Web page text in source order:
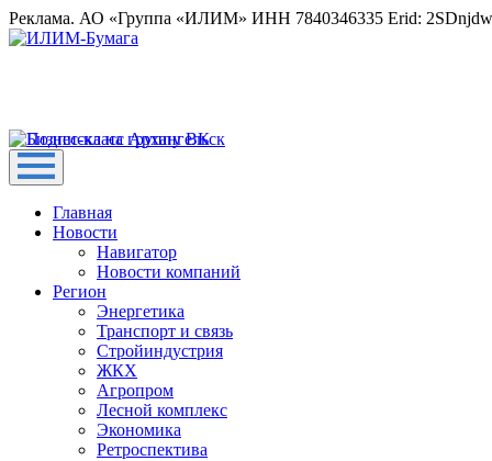
Реклама. АО «Группа «ИЛИМ» ИНН 7840346335 Erid:
Главная
Новости
Навигатор
Новости компаний
Регион
Энергетика
Транспорт и связь
Стройиндустрия
ЖКХ
Агропром
Лесной комплекс
Экономика
Ретроспектива